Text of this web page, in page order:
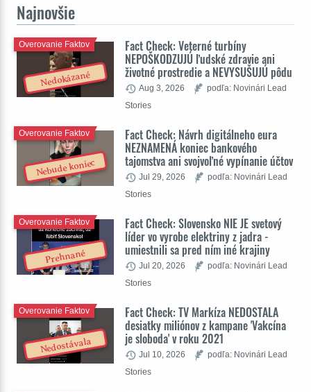
Najnovšie
Nedokázané
Fact Check: Veterné turbíny
NEPOŠKODZUJÚ ľudské zdravie ani
životné prostredie a NEVYSUŠUJÚ pôdu
Overovanie Faktov
Aug 3, 2026
podľa: Novinári Lead
Stories
Nebude koniec
Fact Check: Návrh digitálneho eura
NEZNAMENÁ koniec bankového
tajomstva ani svojvoľné vypínanie účtov
Overovanie Faktov
Jul 29, 2026
podľa: Novinári Lead
Stories
Prehnané
Fact Check: Slovensko NIE JE svetový
líder vo vyrobe elektriny z jadra -
umiestnili sa pred ním iné krajiny
Overovanie Faktov
Jul 20, 2026
podľa: Novinári Lead
Stories
Nedostávala
Fact Check: TV Markíza NEDOSTALA
desiatky miliónov z kampane 'Vakcína
je sloboda' v roku 2021
Overovanie Faktov
Jul 10, 2026
podľa: Novinári Lead
Stories